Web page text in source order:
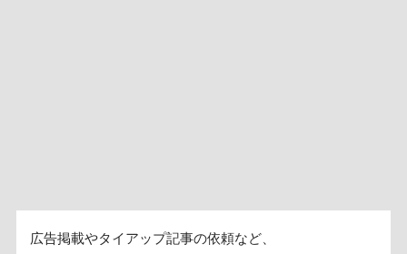
広告掲載やタイアップ記事の依頼など、